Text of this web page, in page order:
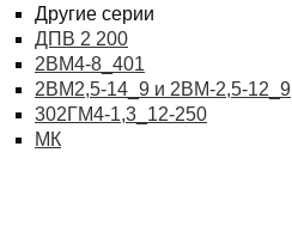
Другие серии
ДПВ 2 200
2ВМ4-8_401
2ВМ2,5-14_9 и 2ВМ-2,5-12_9
302ГМ4-1,3_12-250
МК